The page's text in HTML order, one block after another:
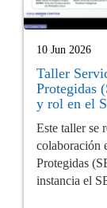
10 Jun 2026
Taller
Protegidas
y rol en el
Este taller se
colaboración
Protegidas
instancia el